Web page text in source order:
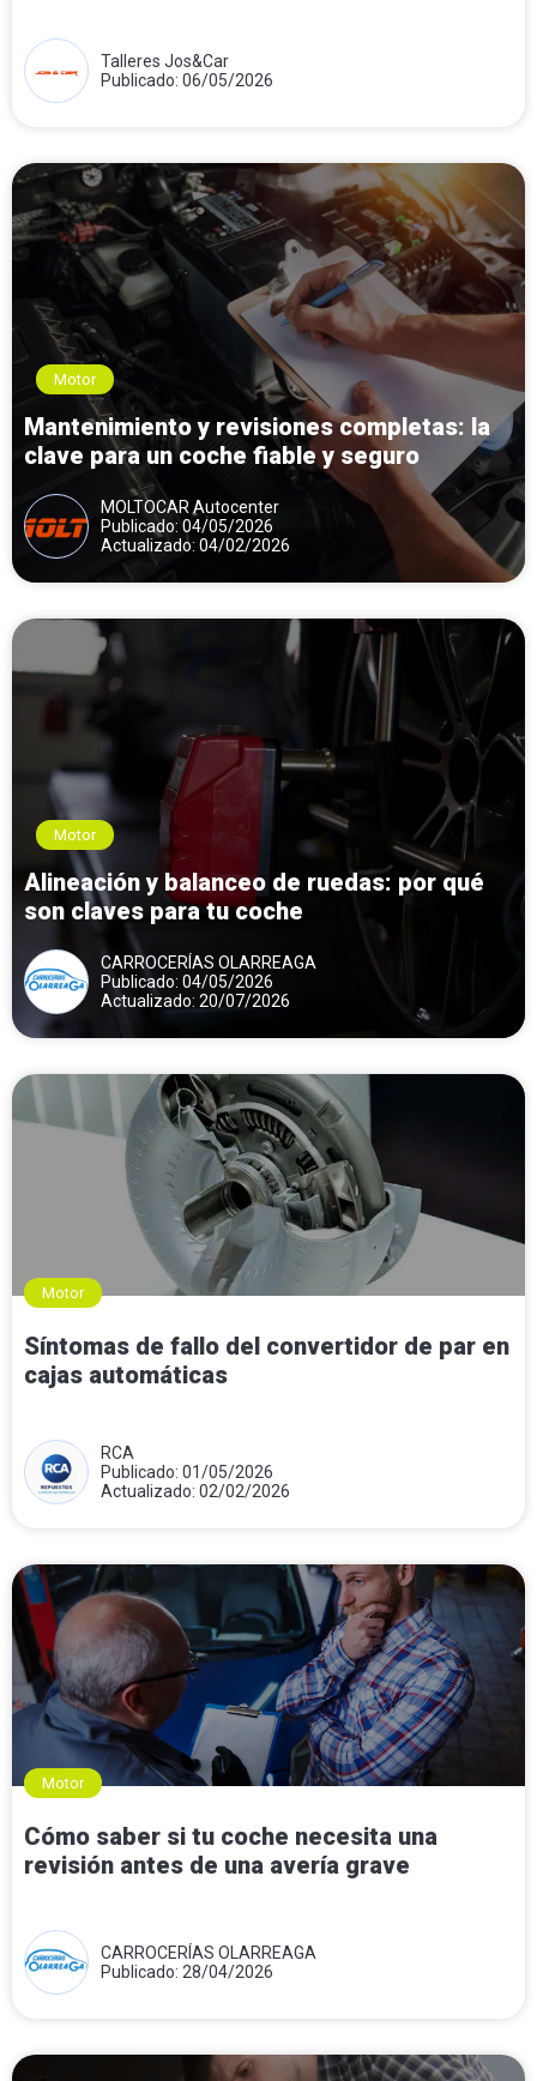
Talleres Jos&Car
Publicado: 06/05/2026
Motor
Mantenimiento y revisiones completas: la
clave para un coche fiable y seguro
MOLTOCAR Autocenter
Publicado: 04/05/2026
Actualizado: 04/02/2026
Motor
Alineación y balanceo de ruedas: por qué
son claves para tu coche
CARROCERÍAS OLARREAGA
Publicado: 04/05/2026
Actualizado: 20/07/2026
Motor
Síntomas de fallo del convertidor de par en
cajas automáticas
RCA
Publicado: 01/05/2026
Actualizado: 02/02/2026
Motor
Cómo saber si tu coche necesita una
revisión antes de una avería grave
CARROCERÍAS OLARREAGA
Publicado: 28/04/2026